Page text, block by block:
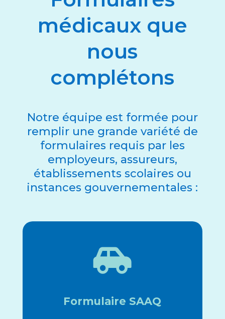
médicaux que
nous
complétons
Notre équipe est formée pour
remplir une grande variété de
formulaires requis par les
employeurs, assureurs,
établissements scolaires ou
instances gouvernementales :

Formulaire SAAQ